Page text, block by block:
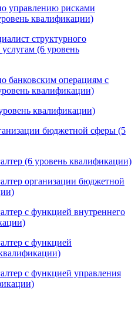
управлению рисками
квалификации)
структурного
(6 уровень
банковским операциям с
квалификации)
квалификации)
бюджетной сферы (5
(6 уровень квалификации)
организации бюджетной
с функцией внутреннего
с функцией
с функцией управления